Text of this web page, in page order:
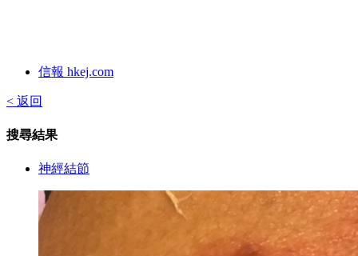
信報 hkej.com
< 返回
搜尋結果
神經結節